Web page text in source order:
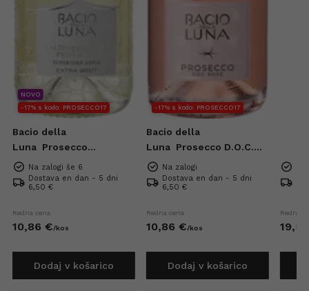
NOVO
-17% s kodo: PROSECCO17
Bacio della
Luna Prosecco
Superiore DOCG Extra
Brut 0,75l
Na zalogi še 6
Dostava en dan - 5 dni
6,50 €
Redna cena
10,86 €/kos
Dodaj v košarico
-17% s kodo: PROSECCO17
Bacio della
Luna Prosecco D.O.C.
Rose Extra Dry 0,75l
Na zalogi
Dostava en dan - 5 dni
6,50 €
Redna cena
10,86 €/kos
Dodaj v košarico
Redna
19,52